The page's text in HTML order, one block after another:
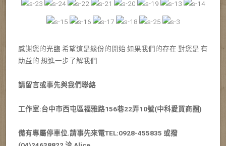
感謝您的光臨.希望這是緣份的開始.如果我們的存在.對您是 有
助益的.想進一步了解我們.
請留言或事先與我們聯絡
工作室:台中市西屯區福雅路156巷22弄10號(中科愛買商圈)
備有專屬停車位.請事先來電TEL:0928-455835 或撥